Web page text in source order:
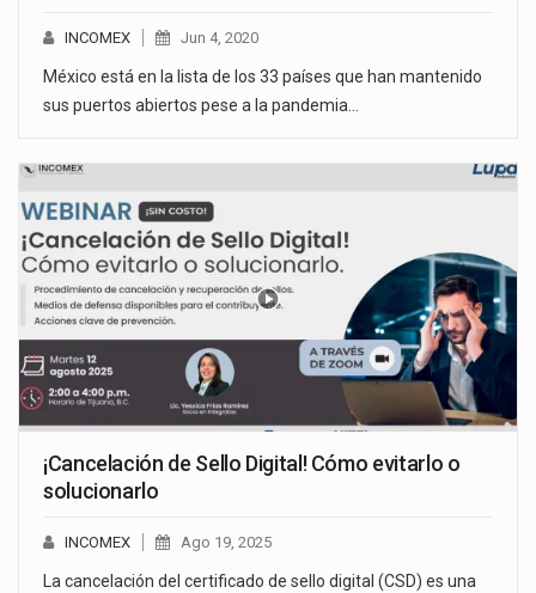
INCOMEX Jun 4, 2020
México está en la lista de los 33 países que han mantenido
sus puertos abiertos pese a la pandemia…
¡Cancelación de Sello Digital! Cómo evitarlo o
solucionarlo
INCOMEX Ago 19, 2025
La cancelación del certificado de sello digital (CSD) es una